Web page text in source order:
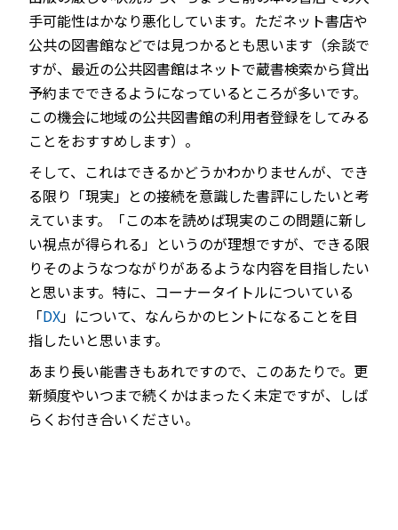
手可能性はかなり悪化しています。ただネット書店や
公共の図書館などでは見つかるとも思います（余談で
すが、最近の公共図書館はネットで蔵書検索から貸出
予約までできるようになっているところが多いです。
この機会に地域の公共図書館の利用者登録をしてみる
ことをおすすめします）。
そして、これはできるかどうかわかりませんが、でき
る限り「現実」との接続を意識した書評にしたいと考
えています。「この本を読めば現実のこの問題に新し
い視点が得られる」というのが理想ですが、できる限
りそのようなつながりがあるような内容を目指したい
と思います。特に、コーナータイトルについている
「DX」について、なんらかのヒントになることを目
指したいと思います。
あまり長い能書きもあれですので、このあたりで。更
新頻度やいつまで続くかはまったく未定ですが、しば
らくお付き合いください。